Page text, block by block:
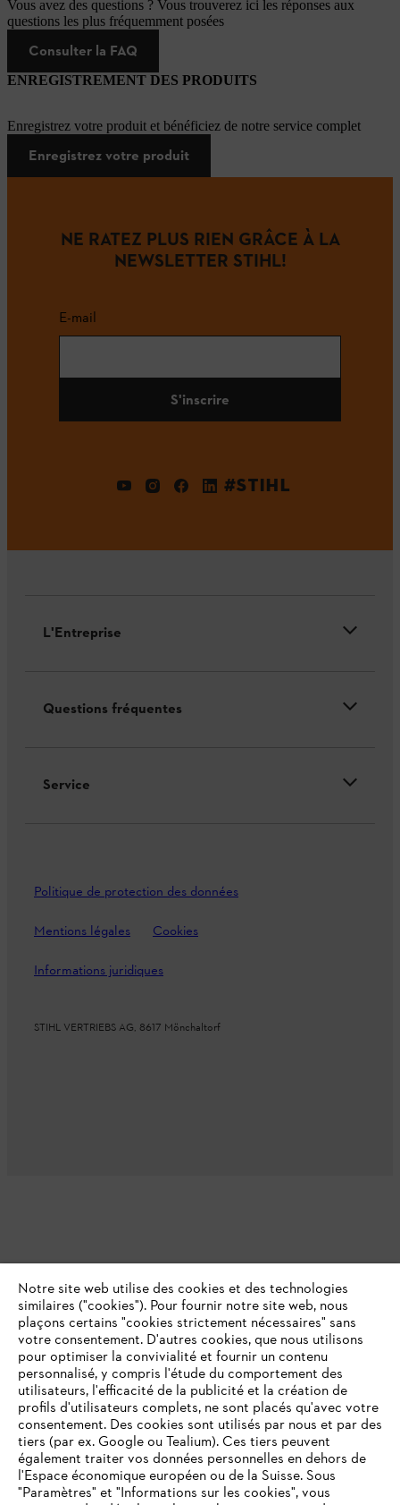
Vous avez des questions ? Vous trouverez ici les réponses aux
questions les plus fréquemment posées
Consulter la FAQ
ENREGISTREMENT DES PRODUITS
Enregistrez votre produit et bénéficiez de notre service complet
Enregistrez votre produit
NE RATEZ PLUS RIEN GRÂCE À LA
NEWSLETTER STIHL!
E-mail
S'inscrire
#STIHL
L'Entreprise
Questions fréquentes
Service
Politique de protection des données
Mentions légales Cookies
Informations juridiques
STIHL VERTRIEBS AG, 8617 Mönchaltorf
Notre site web utilise des cookies et des technologies
similaires ("cookies"). Pour fournir notre site web, nous
plaçons certains "cookies strictement nécessaires" sans
votre consentement. D'autres cookies, que nous utilisons
pour optimiser la convivialité et fournir un contenu
personnalisé, y compris l'étude du comportement des
utilisateurs, l'efficacité de la publicité et la création de
profils d'utilisateurs complets, ne sont placés qu'avec votre
consentement. Des cookies sont utilisés par nous et par des
tiers (par ex. Google ou Tealium). Ces tiers peuvent
également traiter vos données personnelles en dehors de
l'Espace économique européen ou de la Suisse. Sous
"Paramètres" et "Informations sur les cookies", vous